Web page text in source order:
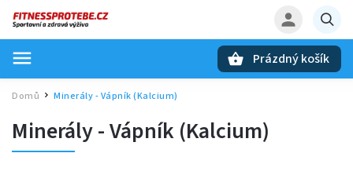
Prázdný košík
Domů / Minerály - Vápník (Kalcium)
Minerály - Vápník (Kalcium)